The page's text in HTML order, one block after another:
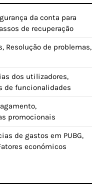
da conta para
de recuperação
Resolução de problemas,
dos utilizadores,
de funcionalidades
promocionais
de gastos em PUBG,
económicos